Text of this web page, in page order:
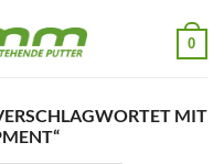
0
MIT